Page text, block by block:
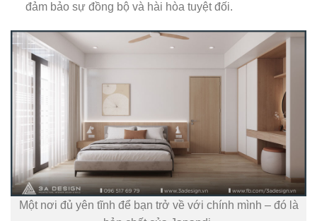
đảm bảo sự đồng bộ và hài hòa tuyệt đối.
Một nơi đủ yên tĩnh để bạn trở về với chính mình – đó là